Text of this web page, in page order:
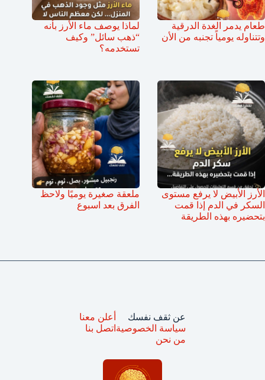
طعام يدمر الغدة الدرقية
وتتناوله يومياً تجنبه من الأن
لماذا يوصف ماء الأرز بأنه
“ذهب سائل” وكيف
تستخدمه؟
الأرز الأبيض لا يرفع مستوى
السكر في الدم إذا قمت
بتحضيره بهذه الطريقة
ملعقة صغيرة يوميًا ولاحظ
الفرق بعد اسبوع
عن ثقف نفسك
سياسة الخصوصية
من نحن
أعلن معنا
اتصل بنا